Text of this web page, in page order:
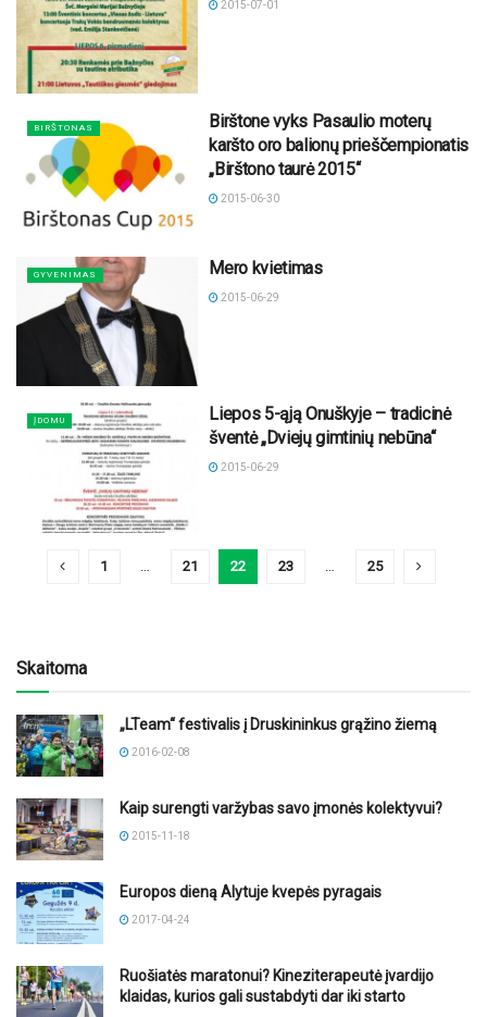
2015-07-01
BIRŠTONAS
Birštone vyks Pasaulio moterų
karšto oro balionų prieščempionatis
„Birštono taurė 2015“
2015-06-30
GYVENIMAS Mero kvietimas
2015-06-29
ĮDOMU
Liepos 5-ąją Onuškyje – tradicinė
šventė „Dviejų gimtinių nebūna“
2015-06-29
1 21 22 23 25
Skaitoma
„LTeam“ festivalis į Druskininkus grąžino žiemą
2016-02-08
Kaip surengti varžybas savo įmonės kolektyvui?
2015-11-18
Europos dieną Alytuje kvepės pyragais
2017-04-24
Ruošiatės maratonui? Kineziterapeutė įvardijo
klaidas, kurios gali sustabdyti dar iki starto